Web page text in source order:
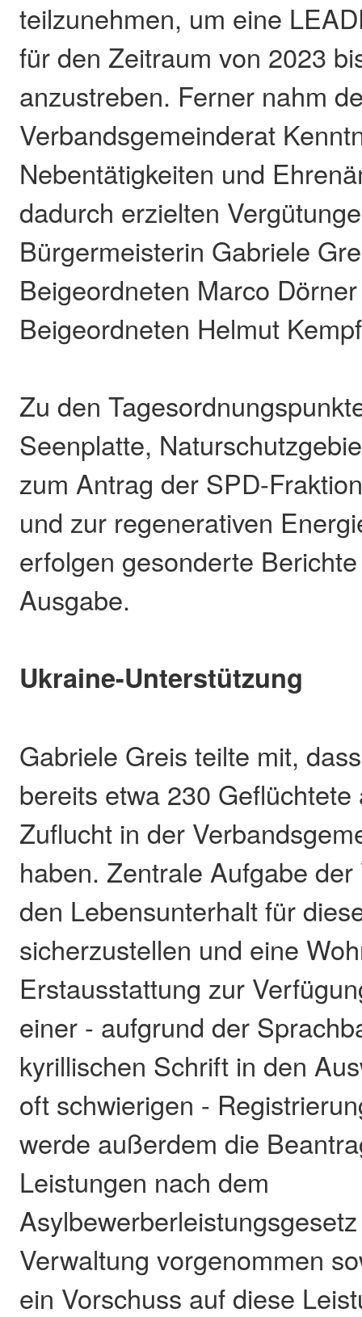
teilzunehmen, um eine
für den Zeitraum von 2023
anzustreben. Ferner nahm
Verbandsgemeinderat
Nebentätigkeiten und
dadurch erzielten
Bürgermeisterin Gabriele
Beigeordneten Marco
Beigeordneten Helmut
Zu den
Seenplatte,
zum Antrag der SPD-
und zur regenerativen
erfolgen gesonderte
Ausgabe.
Ukraine-Unterstützung
Gabriele Greis teilte mit,
bereits etwa 230
Zuflucht in der
haben. Zentrale Aufgabe
den Lebensunterhalt für
sicherzustellen und eine
Erstausstattung zur
einer - aufgrund der
kyrillischen Schrift in den
oft schwierigen -
werde außerdem die
Leistungen nach dem
Verwaltung vorgenommen
ein Vorschuss auf diese